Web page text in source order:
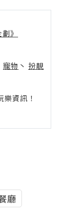
》
寵物 丶 扮靚
資訊！
廳